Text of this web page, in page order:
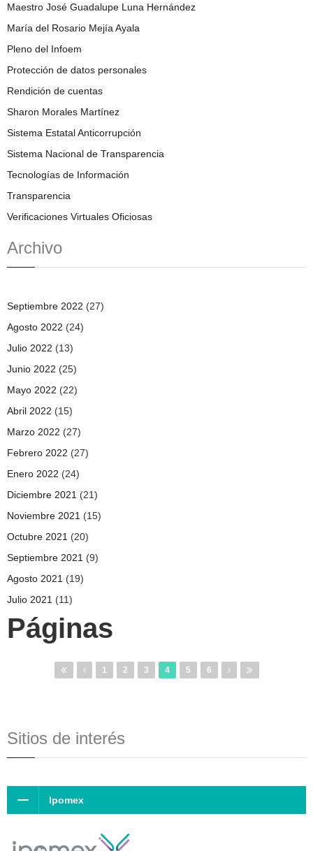
Maestro José Guadalupe Luna Hernández
María del Rosario Mejía Ayala
Pleno del Infoem
Protección de datos personales
Rendición de cuentas
Sharon Morales Martínez
Sistema Estatal Anticorrupción
Sistema Nacional de Transparencia
Tecnologías de Información
Transparencia
Verificaciones Virtuales Oficiosas
Archivo
Septiembre 2022 (27)
Agosto 2022 (24)
Julio 2022 (13)
Junio 2022 (25)
Mayo 2022 (22)
Abril 2022 (15)
Marzo 2022 (27)
Febrero 2022 (27)
Enero 2022 (24)
Diciembre 2021 (21)
Noviembre 2021 (15)
Octubre 2021 (20)
Septiembre 2021 (9)
Agosto 2021 (19)
Julio 2021 (11)
Páginas
1 2 3 4 5 6
Sitios de interés
Ipomex